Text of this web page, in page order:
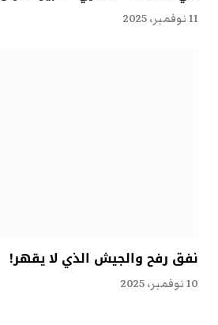
11 نوفمبر، 2025
نفق رفح والجيش الذي لا يقهر!
10 نوفمبر، 2025